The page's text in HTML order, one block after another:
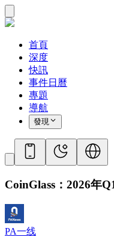
首頁
深度
快訊
事件日曆
專題
導航
發現
CoinGlass：2026年
PA一线